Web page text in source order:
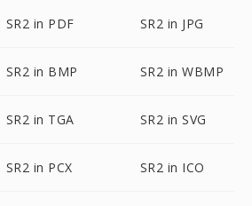
SR2 in PDF SR2 in JPG
SR2 in BMP SR2 in WBMP
SR2 in TGA SR2 in SVG
SR2 in PCX SR2 in ICO